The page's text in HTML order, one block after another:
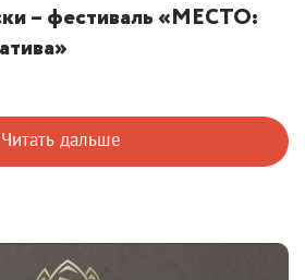
– фестиваль «МЕСТО:
Читать дальше